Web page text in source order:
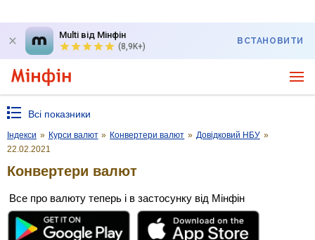
Multi від Мінфін
(8,9K+)
ВСТАНОВИТИ
Всі показники
Індекси » Курси валют » Конвертери валют » Довідковий НБУ »
22.02.2021
Конвертери валют
Все про валюту теперь і в застосунку від Мінфін